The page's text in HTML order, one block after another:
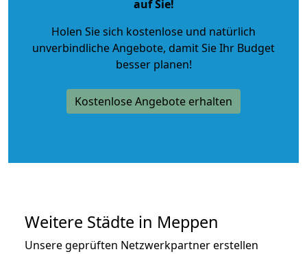
auf Sie!
Holen Sie sich kostenlose und natürlich
unverbindliche Angebote, damit Sie Ihr Budget
besser planen!
Kostenlose Angebote erhalten
Weitere Städte in Meppen
Unsere geprüften Netzwerkpartner erstellen